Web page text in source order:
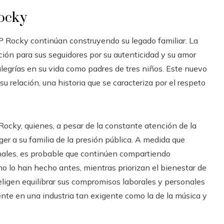
continúan construyendo su legado familiar. La
para sus seguidores por su autenticidad y su amor
en su vida como padres de tres niños. Este nuevo
relación, una historia que se caracteriza por el respeto
quienes, a pesar de la constante atención de la
a su familia de la presión pública. A medida que
es probable que continúen compartiendo
lo han hecho antes, mientras priorizan el bienestar de
equilibrar sus compromisos laborales y personales
en una industria tan exigente como la de la música y